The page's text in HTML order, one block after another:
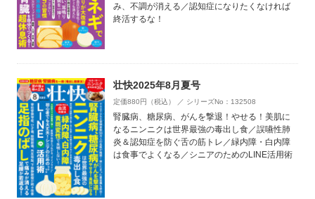
み、不調が消える／認知症になりたくなければ
終活するな！
壮快2025年8月夏号
定価880円（税込） ／ シリーズNo：132508
腎臓病、糖尿病、がんを撃退！やせる！美肌に
なるニンニクは世界最強の毒出し食／誤嚥性肺
炎＆認知症を防ぐ舌の筋トレ／緑内障・白内障
は食事でよくなる／シニアのためのLINE活用術